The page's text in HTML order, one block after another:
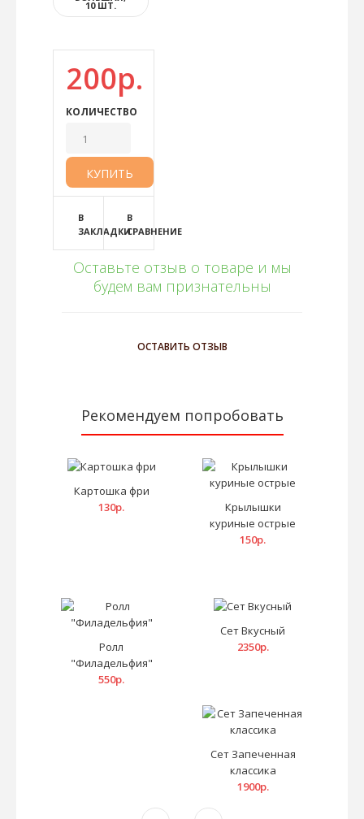
10 ШТ.
200р.
КОЛИЧЕСТВО
В
ЗАКЛАДКИ
В
СРАВНЕНИЕ
Оставьте отзыв о товаре и мы
будем вам признательны
ОСТАВИТЬ ОТЗЫВ
Рекомендуем попробовать
Картошка фри
130р.
Крылышки
куриные острые
150р.
Ролл
"Филадельфия"
550р.
Сет Вкусный
2350р.
Сет Запеченная
классика
1900р.